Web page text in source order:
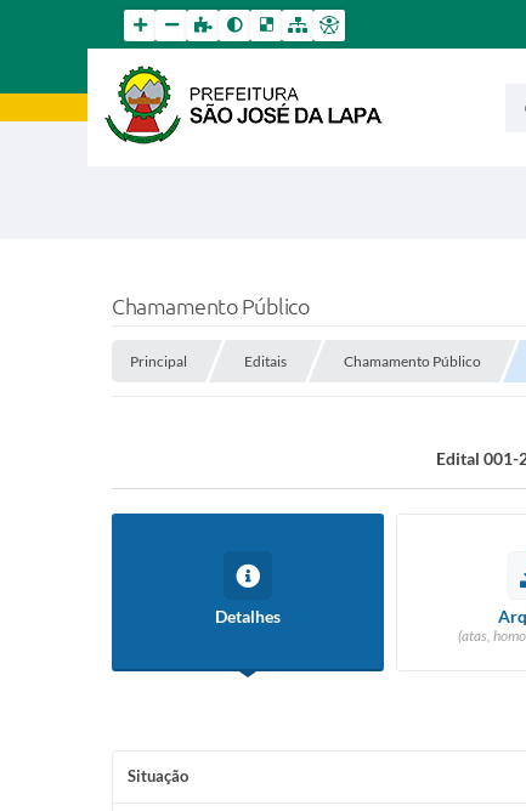
Chamamento Público
Principal Editais Chamamento Público
Edital 001-
Detalhes
(atas,
Situação